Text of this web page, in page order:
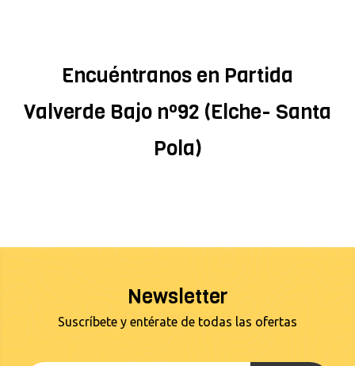
Encuéntranos en Partida
Valverde Bajo nº92 (Elche- Santa
Pola)
Newsletter
Suscríbete y entérate de todas las ofertas